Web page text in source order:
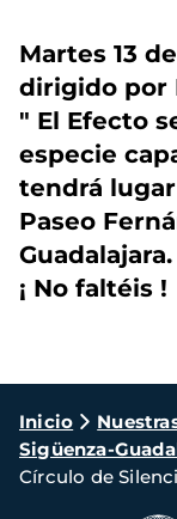
Martes 13
dirigido por
" El Efecto
especie
tendrá
Paseo
Guadalajara.
¡ No faltéis !
Ruta
de
Inicio
Sigüenza-
Círculo de